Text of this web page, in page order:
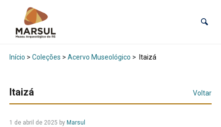
Início > Coleções > Acervo Museológico > Itaizá
Itaizá Voltar
1 de abril de 2025 by Marsul